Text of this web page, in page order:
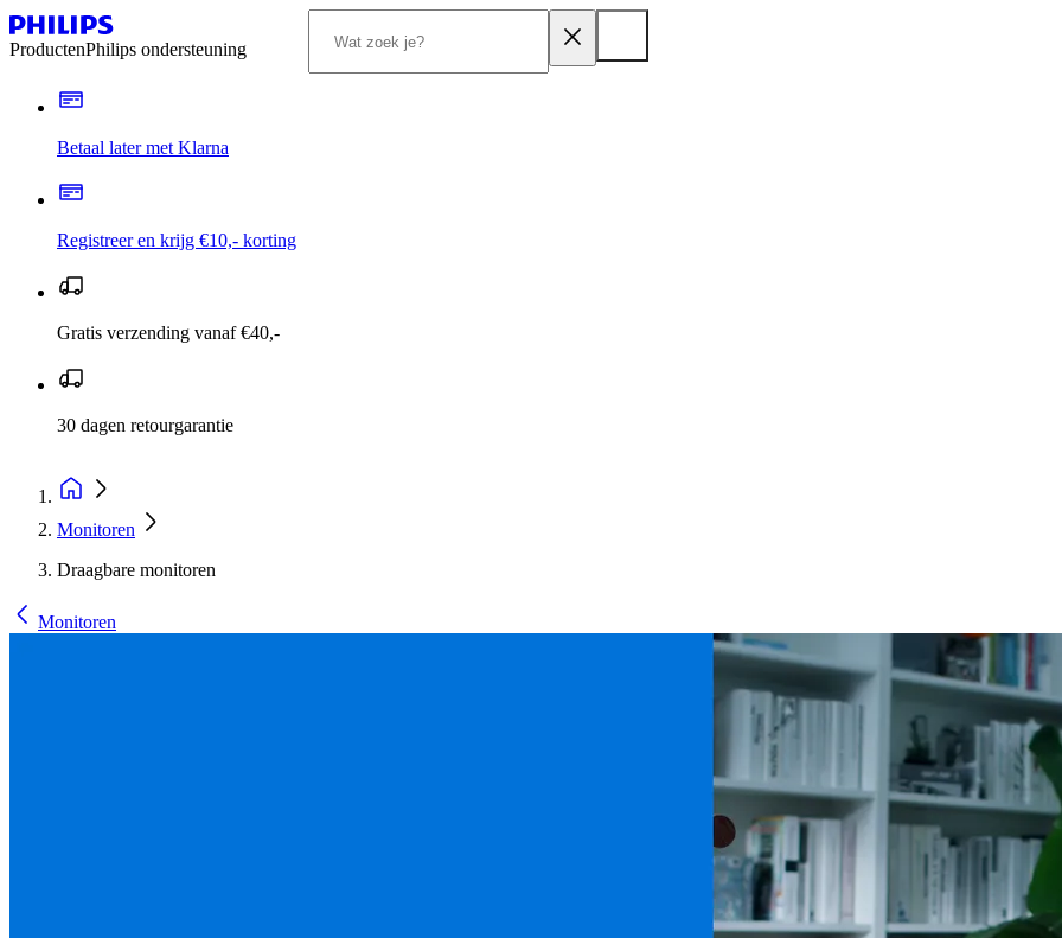
ProductenPhilips ondersteuning
Betaal later met Klarna
Registreer en krijg €10,- korting
Gratis verzending vanaf €40,-
30 dagen retourgarantie
Monitoren
Draagbare monitoren
Monitoren